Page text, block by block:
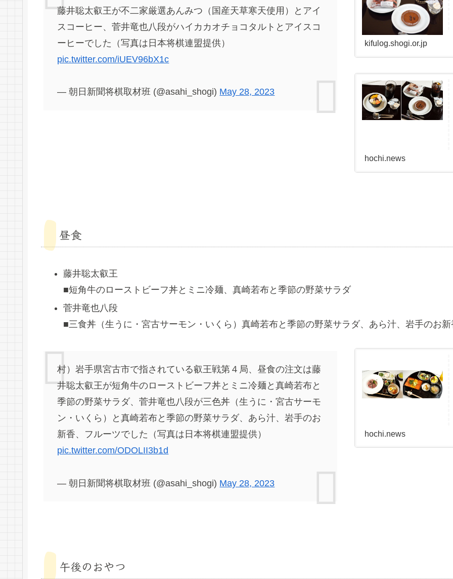
藤井聡太叡王が不二家厳選あんみつ（国産天草寒天使用）とアイ
スコーヒー、菅井竜也八段がハイカカオチョコタルトとアイスコ
ーヒーでした（写真は日本将棋連盟提供）
pic.twitter.com/iUEV96bX1c
— 朝日新聞将棋取材班 (@asahi_shogi) May 28, 2023
kifulog.shogi.or.jp
hochi.news
昼食
藤井聡太叡王
■短角牛のローストビーフ丼とミニ冷麺、真崎若布と季節の野菜サラダ
菅井竜也八段
■三食丼（生うに・宮古サーモン・いくら）真崎若布と季節の野菜サラダ、あら汁、岩手のお
村）岩手県宮古市で指されている叡王戦第４局、昼食の注文は藤
井聡太叡王が短角牛のローストビーフ丼とミニ冷麺と真崎若布と
季節の野菜サラダ、菅井竜也八段が三色丼（生うに・宮古サーモ
ン・いくら）と真崎若布と季節の野菜サラダ、あら汁、岩手のお
新香、フルーツでした（写真は日本将棋連盟提供）
pic.twitter.com/ODOLII3b1d
— 朝日新聞将棋取材班 (@asahi_shogi) May 28, 2023
hochi.news
午後のおやつ